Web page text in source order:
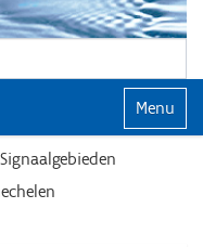
Klap
Signaalgebieden